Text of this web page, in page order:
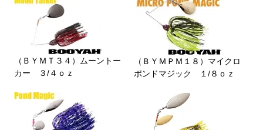
（ＢＹＭＴ３４）ムーントー
カー ３/４ｏｚ
（ＢＹＭＰＭ１８）マイクロ
ポンドマジック １/８ｏｚ